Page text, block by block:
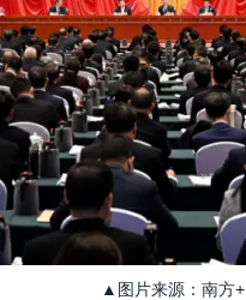
▲图片来源：南方+